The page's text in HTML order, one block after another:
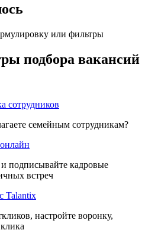
или фильтры
подбора вакансий
сотрудников
семейным сотрудникам?
подписывайте кадровые
встреч
Talantix
настройте воронку,